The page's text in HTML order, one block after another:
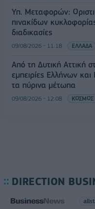
Υπ. Μεταφορών:
πινακίδων
διαδικασίες
09/08/2026 - 11:18 ΕΛΛΑΔΑ
Από τη Δυτική Αττική
εμπειρίες Ελλήνων
τα πύρινα μέτωπα
09/08/2026 - 12:08 ΚΟΣΜΟΣ
DIRECTION